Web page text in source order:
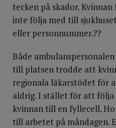
tecken på skador.
inte följa med till
eller personnummer.??
Både
till platsen trodde att
regionala läkarstödet för
aldrig. I stället för att följa
kvinnan till en fyllecell.
till arbetet på måndagen.